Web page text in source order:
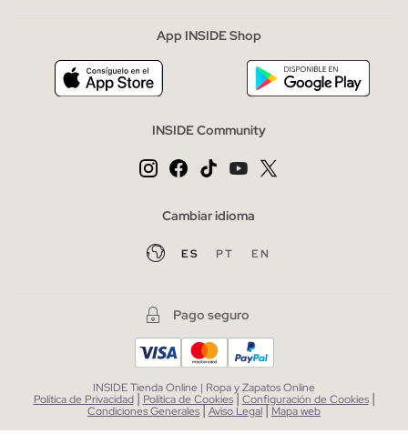
App INSIDE Shop
INSIDE Community
Cambiar idioma
ES PT EN
Pago seguro
INSIDE Tienda Online | Ropa y Zapatos Online
Política de Privacidad | Política de Cookies| Configuración de Cookies |
Condiciones Generales|Aviso Legal| Mapa web